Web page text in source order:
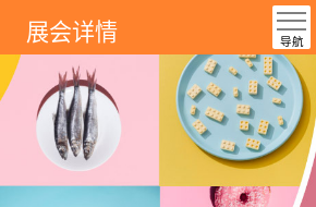
展会详情 导航